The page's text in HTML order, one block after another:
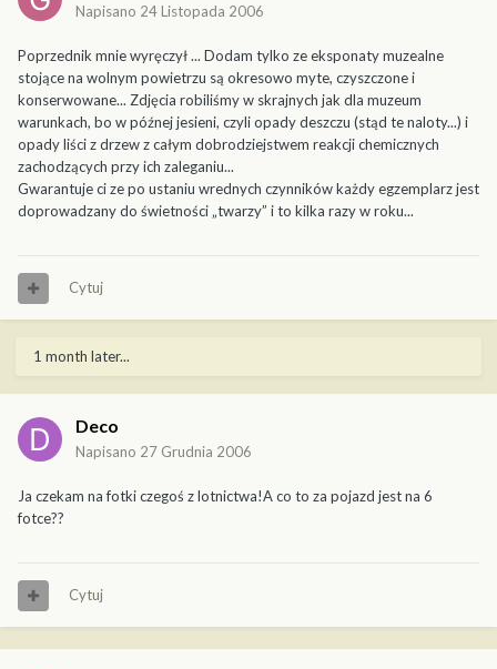
Napisano 24 Listopada 2006
Poprzednik mnie wyręczył ... Dodam tylko ze eksponaty muzealne
stojące na wolnym powietrzu są okresowo myte, czyszczone i
konserwowane... Zdjęcia robiliśmy w skrajnych jak dla muzeum
warunkach, bo w późnej jesieni, czyli opady deszczu (stąd te naloty...) i
opady liści z drzew z całym dobrodziejstwem reakcji chemicznych
zachodzących przy ich zaleganiu...
Gwarantuje ci ze po ustaniu wrednych czynników każdy egzemplarz jest
doprowadzany do świetności „twarzy” i to kilka razy w roku...
Cytuj
1 month later...
Deco
Napisano 27 Grudnia 2006
Ja czekam na fotki czegoś z lotnictwa!A co to za pojazd jest na 6
fotce??
Cytuj